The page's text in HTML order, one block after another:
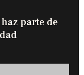
parte de